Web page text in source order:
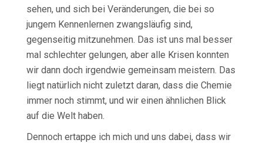
sehen, und sich bei Veränderungen, die bei so
jungem Kennenlernen zwangsläufig sind,
gegenseitig mitzunehmen. Das ist uns mal besser
mal schlechter gelungen, aber alle Krisen konnten
wir dann doch irgendwie gemeinsam meistern. Das
liegt natürlich nicht zuletzt daran, dass die Chemie
immer noch stimmt, und wir einen ähnlichen Blick
auf die Welt haben.
Dennoch ertappe ich mich und uns dabei, dass wir